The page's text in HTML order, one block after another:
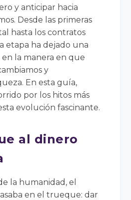
y anticipar hacia
Desde las primeras
hasta los contratos
etapa ha dejado una
la manera en que
y
En esta guía,
por los hitos más
evolución fascinante.
al dinero
la humanidad, el
en el trueque: dar